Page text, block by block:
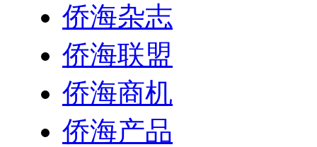
侨海杂志
侨海联盟
侨海商机
侨海产品